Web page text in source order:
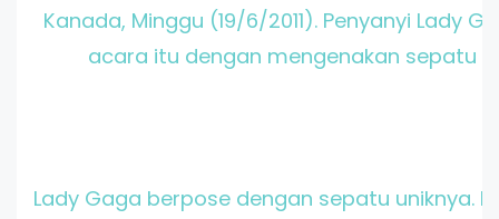
Kanada, Minggu (19/6/2011). Penyanyi Lady
acara itu dengan mengenakan sepatu
Lady Gaga berpose dengan sepatu uniknya.